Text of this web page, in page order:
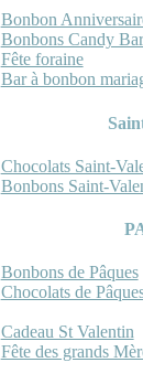
Bonbon
Bonbons Candy Bar
Fête foraine
Bar à bonbon
Chocolats Saint-
Bonbons Saint-
Bonbons de Pâques
Chocolats de
Cadeau St Valentin
Fête des grands